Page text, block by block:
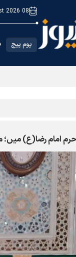
08 August 2026
ہوم پیج
امام رضا(ع) میں؛